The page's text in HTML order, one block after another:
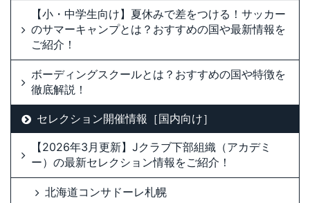
【小・中学生向け】夏休みで差をつける！サッカー
のサマーキャンプとは？おすすめの国や最新情報を
ご紹介！
ボーディングスクールとは？おすすめの国や特徴を
徹底解説！
セレクション開催情報［国内向け］
【2026年3月更新】Jクラブ下部組織（アカデミ
ー）の最新セレクション情報をご紹介！
北海道コンサドーレ札幌